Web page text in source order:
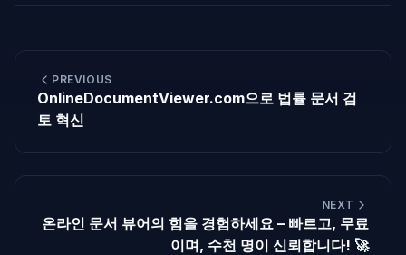
PREVIOUS
OnlineDocumentViewer.com으로 법률 문서 검
토 혁신
NEXT
온라인 문서 뷰어의 힘을 경험하세요 – 빠르고, 무료
이며, 수천 명이 신뢰합니다! 🚀